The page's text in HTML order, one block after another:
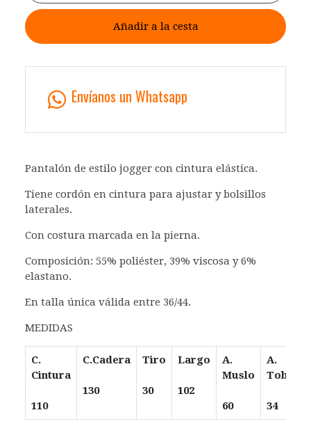
Añadir a la cesta
Envíanos un Whatsapp
Pantalón de estilo jogger con cintura elástica.
Tiene cordón en cintura para ajustar y bolsillos
laterales.
Con costura marcada en la pierna.
Composición: 55% poliéster, 39% viscosa y 6%
elastano.
En talla única válida entre 36/44.
MEDIDAS
C.
Cintura
110
C.Cadera
130
Tiro
30
Largo
102
A.
Muslo
60
A.
Tobillo
34